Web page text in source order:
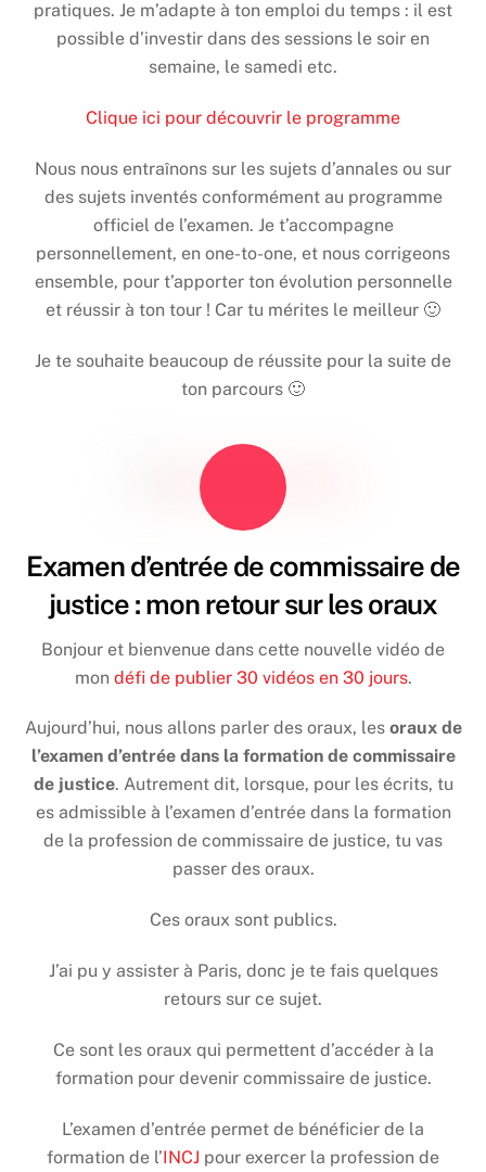
pratiques. Je m’adapte à ton emploi du temps : il est
possible d’investir dans des sessions le soir en
semaine, le samedi etc.
Clique ici pour découvrir le programme
Nous nous entraînons sur les sujets d’annales ou sur
des sujets inventés conformément au programme
officiel de l’examen. Je t’accompagne
personnellement, en one-to-one, et nous corrigeons
ensemble, pour t’apporter ton évolution personnelle
et réussir à ton tour ! Car tu mérites le meilleur 🙂
Je te souhaite beaucoup de réussite pour la suite de
ton parcours 🙂
Examen d’entrée de commissaire de
justice : mon retour sur les oraux
Bonjour et bienvenue dans cette nouvelle vidéo de
mon défi de publier 30 vidéos en 30 jours.
Aujourd’hui, nous allons parler des oraux, les oraux de
l’examen d’entrée dans la formation de commissaire
de justice. Autrement dit, lorsque, pour les écrits, tu
es admissible à l’examen d’entrée dans la formation
de la profession de commissaire de justice, tu vas
passer des oraux.
Ces oraux sont publics.
J’ai pu y assister à Paris, donc je te fais quelques
retours sur ce sujet.
Ce sont les oraux qui permettent d’accéder à la
formation pour devenir commissaire de justice.
L’examen d’entrée permet de bénéficier de la
formation de l’INCJ pour exercer la profession de